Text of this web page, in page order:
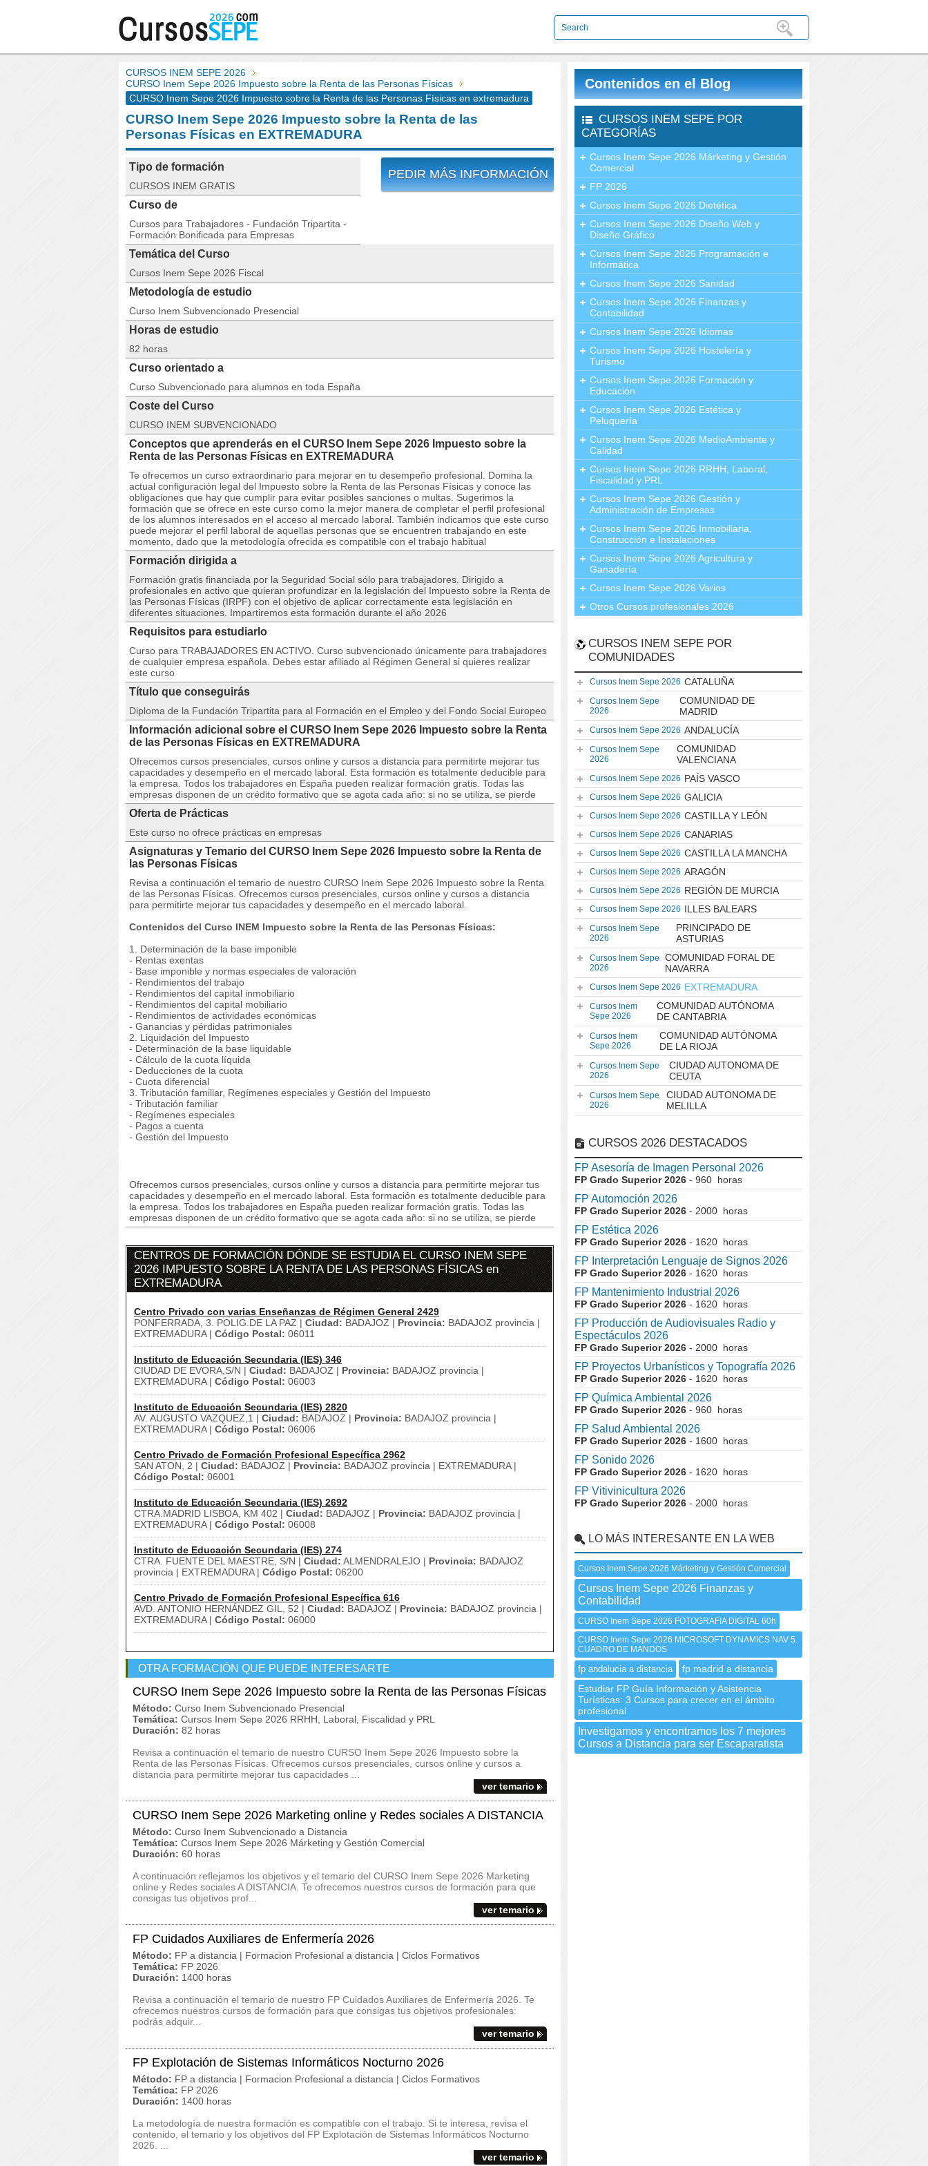
CURSOS INEM SEPE 2026
CURSO Inem Sepe 2026 Impuesto sobre la Renta de las Personas Físicas
CURSO Inem Sepe 2026 Impuesto sobre la Renta de las Personas Físicas en extremadura
CURSO Inem Sepe 2026 Impuesto sobre la Renta de las
Personas Físicas en EXTREMADURA
PEDIR MÁS INFORMACIÓN
Tipo de formación
CURSOS INEM GRATIS
Curso de
Cursos para Trabajadores - Fundación Tripartita -
Formación Bonificada para Empresas
Temática del Curso
Cursos Inem Sepe 2026 Fiscal
Metodología de estudio
Curso Inem Subvencionado Presencial
Horas de estudio
82 horas
Curso orientado a
Curso Subvencionado para alumnos en toda España
Coste del Curso
CURSO INEM SUBVENCIONADO
Conceptos que aprenderás en el CURSO Inem Sepe 2026 Impuesto sobre la
Renta de las Personas Físicas en EXTREMADURA
Te ofrecemos un curso extraordinario para mejorar en tu desempeño profesional. Domina la
actual configuración legal del Impuesto sobre la Renta de las Personas Físicas y conoce las
obligaciones que hay que cumplir para evitar posibles sanciones o multas. Sugerimos la
formación que se ofrece en este curso como la mejor manera de completar el perfil profesional
de los alumnos interesados en el acceso al mercado laboral. También indicamos que este curso
puede mejorar el perfil laboral de aquellas personas que se encuentren trabajando en este
momento, dado que la metodología ofrecida es compatible con el trabajo habitual
Formación dirigida a
Formación gratis financiada por la Seguridad Social sólo para trabajadores. Dirigido a
profesionales en activo que quieran profundizar en la legislación del Impuesto sobre la Renta de
las Personas Físicas (IRPF) con el objetivo de aplicar correctamente esta legislación en
diferentes situaciones. Impartiremos esta formación durante el año 2026
Requisitos para estudiarlo
Curso para TRABAJADORES EN ACTIVO. Curso subvencionado únicamente para trabajadores
de cualquier empresa española. Debes estar afiliado al Régimen General si quieres realizar
este curso
Título que conseguirás
Diploma de la Fundación Tripartita para al Formación en el Empleo y del Fondo Social Europeo
Información adicional sobre el CURSO Inem Sepe 2026 Impuesto sobre la Renta
de las Personas Físicas en EXTREMADURA
Ofrecemos cursos presenciales, cursos online y cursos a distancia para permitirte mejorar tus
capacidades y desempeño en el mercado laboral. Esta formación es totalmente deducible para
la empresa. Todos los trabajadores en España pueden realizar formación gratis. Todas las
empresas disponen de un crédito formativo que se agota cada año: si no se utiliza, se pierde
Oferta de Prácticas
Este curso no ofrece prácticas en empresas
Asignaturas y Temario del CURSO Inem Sepe 2026 Impuesto sobre la Renta de
las Personas Físicas
Revisa a continuación el temario de nuestro CURSO Inem Sepe 2026 Impuesto sobre la Renta
de las Personas Físicas. Ofrecemos cursos presenciales, cursos online y cursos a distancia
para permitirte mejorar tus capacidades y desempeño en el mercado laboral.
Contenidos del Curso INEM Impuesto sobre la Renta de las Personas Físicas:
1. Determinación de la base imponible
- Rentas exentas
- Base imponible y normas especiales de valoración
- Rendimientos del trabajo
- Rendimientos del capital inmobiliario
- Rendimientos del capital mobiliario
- Rendimientos de actividades económicas
- Ganancias y pérdidas patrimoniales
2. Liquidación del Impuesto
- Determinación de la base liquidable
- Cálculo de la cuota líquida
- Deducciones de la cuota
- Cuota diferencial
3. Tributación familiar, Regímenes especiales y Gestión del Impuesto
- Tributación familiar
- Regímenes especiales
- Pagos a cuenta
- Gestión del Impuesto
Ofrecemos cursos presenciales, cursos online y cursos a distancia para permitirte mejorar tus
capacidades y desempeño en el mercado laboral. Esta formación es totalmente deducible para
la empresa. Todos los trabajadores en España pueden realizar formación gratis. Todas las
empresas disponen de un crédito formativo que se agota cada año: si no se utiliza, se pierde
CENTROS DE FORMACIÓN DÓNDE SE ESTUDIA EL CURSO INEM SEPE
2026 IMPUESTO SOBRE LA RENTA DE LAS PERSONAS FÍSICAS en
EXTREMADURA
Centro Privado con varias Enseñanzas de Régimen General 2429
PONFERRADA, 3. POLIG.DE LA PAZ | Ciudad: BADAJOZ | Provincia: BADAJOZ provincia |
EXTREMADURA | Código Postal: 06011
Instituto de Educación Secundaria (IES) 346
CIUDAD DE EVORA,S/N | Ciudad: BADAJOZ | Provincia: BADAJOZ provincia |
EXTREMADURA | Código Postal: 06003
Instituto de Educación Secundaria (IES) 2820
AV. AUGUSTO VAZQUEZ,1 | Ciudad: BADAJOZ | Provincia: BADAJOZ provincia |
EXTREMADURA | Código Postal: 06006
Centro Privado de Formación Profesional Específica 2962
SAN ATON, 2 | Ciudad: BADAJOZ | Provincia: BADAJOZ provincia | EXTREMADURA |
Código Postal: 06001
Instituto de Educación Secundaria (IES) 2692
CTRA.MADRID LISBOA, KM 402 | Ciudad: BADAJOZ | Provincia: BADAJOZ provincia |
EXTREMADURA | Código Postal: 06008
Instituto de Educación Secundaria (IES) 274
CTRA. FUENTE DEL MAESTRE, S/N | Ciudad: ALMENDRALEJO | Provincia: BADAJOZ
provincia | EXTREMADURA | Código Postal: 06200
Centro Privado de Formación Profesional Específica 616
AVD. ANTONIO HERNÁNDEZ GIL, 52 | Ciudad: BADAJOZ | Provincia: BADAJOZ provincia |
EXTREMADURA | Código Postal: 06000
OTRA FORMACIÓN QUE PUEDE INTERESARTE
CURSO Inem Sepe 2026 Impuesto sobre la Renta de las Personas Físicas
Método: Curso Inem Subvencionado Presencial
Temática: Cursos Inem Sepe 2026 RRHH, Laboral, Fiscalidad y PRL
Duración: 82 horas
Revisa a continuación el temario de nuestro CURSO Inem Sepe 2026 Impuesto sobre la
Renta de las Personas Físicas. Ofrecemos cursos presenciales, cursos online y cursos a
distancia para permitirte mejorar tus capacidades ...
ver temario
CURSO Inem Sepe 2026 Marketing online y Redes sociales A DISTANCIA
Método: Curso Inem Subvencionado a Distancia
Temática: Cursos Inem Sepe 2026 Márketing y Gestión Comercial
Duración: 60 horas
A continuación reflejamos los objetivos y el temario del CURSO Inem Sepe 2026 Marketing
online y Redes sociales A DISTANCIA. Te ofrecemos nuestros cursos de formación para que
consigas tus objetivos prof...
ver temario
FP Cuidados Auxiliares de Enfermería 2026
Método: FP a distancia | Formacion Profesional a distancia | Ciclos Formativos
Temática: FP 2026
Duración: 1400 horas
Revisa a continuación el temario de nuestro FP Cuidados Auxiliares de Enfermería 2026. Te
ofrecemos nuestros cursos de formación para que consigas tus objetivos profesionales:
podrás adquir...
ver temario
FP Explotación de Sistemas Informáticos Nocturno 2026
Método: FP a distancia | Formacion Profesional a distancia | Ciclos Formativos
Temática: FP 2026
Duración: 1400 horas
La metodología de nuestra formación es compatible con el trabajo. Si te interesa, revisa el
contenido, el temario y los objetivos del FP Explotación de Sistemas Informáticos Nocturno
2026. ...
ver temario
Contenidos en el Blog
CURSOS INEM SEPE POR
CATEGORÍAS
Cursos Inem Sepe 2026 Márketing y Gestión
Comercial
FP 2026
Cursos Inem Sepe 2026 Dietética
Cursos Inem Sepe 2026 Diseño Web y
Diseño Gráfico
Cursos Inem Sepe 2026 Programación e
Informática
Cursos Inem Sepe 2026 Sanidad
Cursos Inem Sepe 2026 Finanzas y
Contabilidad
Cursos Inem Sepe 2026 Idiomas
Cursos Inem Sepe 2026 Hostelería y
Turismo
Cursos Inem Sepe 2026 Formación y
Educación
Cursos Inem Sepe 2026 Estética y
Peluquería
Cursos Inem Sepe 2026 MedioAmbiente y
Calidad
Cursos Inem Sepe 2026 RRHH, Laboral,
Fiscalidad y PRL
Cursos Inem Sepe 2026 Gestión y
Administración de Empresas
Cursos Inem Sepe 2026 Inmobiliaria,
Construcción e Instalaciones
Cursos Inem Sepe 2026 Agricultura y
Ganadería
Cursos Inem Sepe 2026 Varios
Otros Cursos profesionales 2026
CURSOS INEM SEPE POR
COMUNIDADES
Cursos Inem Sepe 2026 CATALUÑA
Cursos Inem Sepe
2026
COMUNIDAD DE
MADRID
Cursos Inem Sepe 2026 ANDALUCÍA
Cursos Inem Sepe
2026
COMUNIDAD
VALENCIANA
Cursos Inem Sepe 2026 PAÍS VASCO
Cursos Inem Sepe 2026 GALICIA
Cursos Inem Sepe 2026 CASTILLA Y LEÓN
Cursos Inem Sepe 2026 CANARIAS
Cursos Inem Sepe 2026 CASTILLA LA MANCHA
Cursos Inem Sepe 2026 ARAGÓN
Cursos Inem Sepe 2026 REGIÓN DE MURCIA
Cursos Inem Sepe 2026 ILLES BALEARS
Cursos Inem Sepe
2026
PRINCIPADO DE
ASTURIAS
Cursos Inem Sepe
2026
COMUNIDAD FORAL DE
NAVARRA
Cursos Inem Sepe 2026 EXTREMADURA
Cursos Inem
Sepe 2026
COMUNIDAD AUTÓNOMA
DE CANTABRIA
Cursos Inem
Sepe 2026
COMUNIDAD AUTÓNOMA
DE LA RIOJA
Cursos Inem Sepe
2026
CIUDAD AUTONOMA DE
CEUTA
Cursos Inem Sepe
2026
CIUDAD AUTONOMA DE
MELILLA
CURSOS 2026 DESTACADOS
FP Asesoría de Imagen Personal 2026
FP Grado Superior 2026 - 960 horas
FP Automoción 2026
FP Grado Superior 2026 - 2000 horas
FP Estética 2026
FP Grado Superior 2026 - 1620 horas
FP Interpretación Lenguaje de Signos 2026
FP Grado Superior 2026 - 1620 horas
FP Mantenimiento Industrial 2026
FP Grado Superior 2026 - 1620 horas
FP Producción de Audiovisuales Radio y
Espectáculos 2026
FP Grado Superior 2026 - 2000 horas
FP Proyectos Urbanísticos y Topografía 2026
FP Grado Superior 2026 - 1620 horas
FP Química Ambiental 2026
FP Grado Superior 2026 - 960 horas
FP Salud Ambiental 2026
FP Grado Superior 2026 - 1600 horas
FP Sonido 2026
FP Grado Superior 2026 - 1620 horas
FP Vitivinicultura 2026
FP Grado Superior 2026 - 2000 horas
LO MÁS INTERESANTE EN LA WEB
Cursos Inem Sepe 2026 Márketing y Gestión Comercial
Cursos Inem Sepe 2026 Finanzas y
Contabilidad
CURSO Inem Sepe 2026 FOTOGRAFIA DIGITAL 60h
CURSO Inem Sepe 2026 MICROSOFT DYNAMICS NAV 5.
CUADRO DE MANDOS
fp andalucia a distancia
fp madrid a distancia
Estudiar FP Guía Información y Asistencia
Turísticas: 3 Cursos para crecer en el ámbito
profesional
Investigamos y encontramos los 7 mejores
Cursos a Distancia para ser Escaparatista